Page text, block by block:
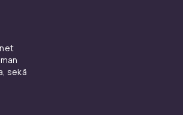
mukaan. Älä missaa
sekä